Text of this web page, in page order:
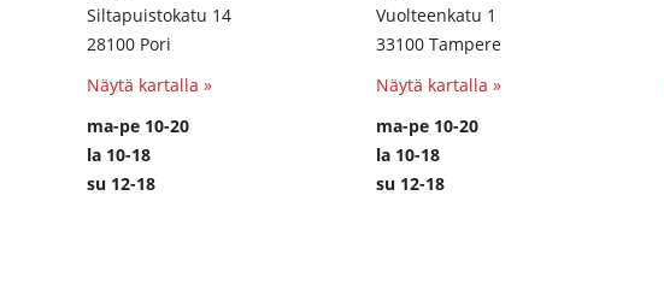
Siltapuistokatu 14
28100 Pori
Näytä kartalla »
ma-pe 10-20
la 10-18
su 12-18
Vuolteenkatu 1
33100 Tampere
Näytä kartalla »
ma-pe 10-20
la 10-18
su 12-18